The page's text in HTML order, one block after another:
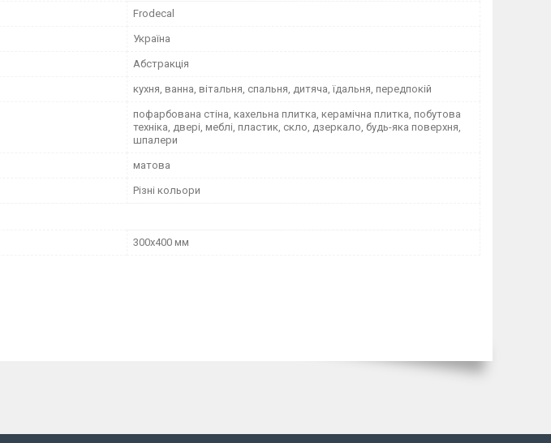
Frodecal
Україна
Абстракція
кухня, ванна, вітальня, спальня, дитяча, їдальня, передпокій
пофарбована стіна, кахельна плитка, керамічна плитка, побутова
техніка, двері, меблі, пластик, скло, дзеркало, будь-яка поверхня,
шпалери
матова
Різні кольори
300x400 мм